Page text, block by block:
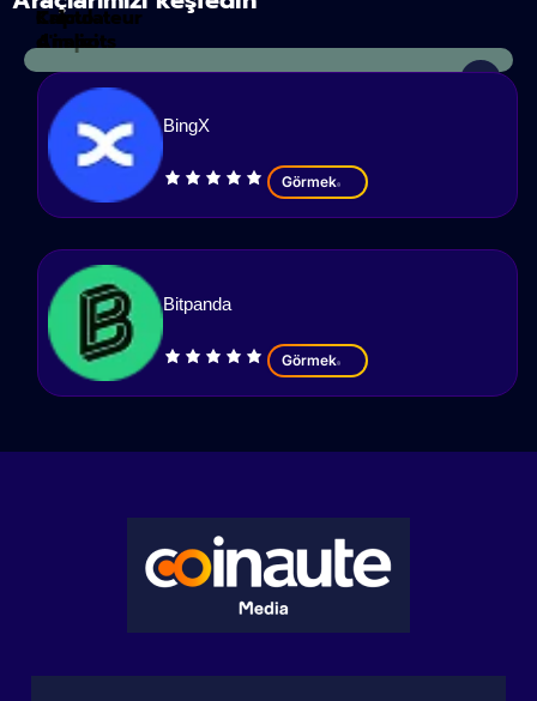
Calculateur
d'impots
Kripto
Analizi
BingX
Görmek
Bitpanda
Görmek